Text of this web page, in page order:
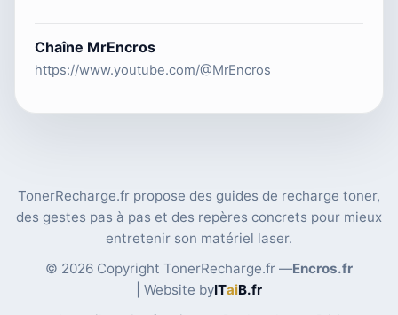
Chaîne MrEncros
https://www.youtube.com/@MrEncros
TonerRecharge.fr propose des guides de recharge toner,
des gestes pas à pas et des repères concrets pour mieux
entretenir son matériel laser.
© 2026 Copyright TonerRecharge.fr —Encros.fr
| Website byITaiB.fr